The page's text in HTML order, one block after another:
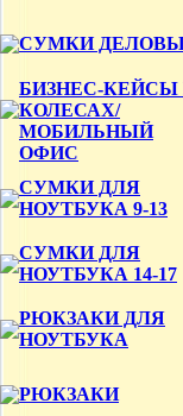
СУМКИ
БИЗНЕС-КЕЙСЫ
КОЛЕСАХ/
МОБИЛЬНЫЙ
ОФИС
СУМКИ ДЛЯ
НОУТБУКА 9-13
СУМКИ ДЛЯ
НОУТБУКА 14-17
РЮКЗАКИ ДЛЯ
НОУТБУКА
РЮКЗАКИ